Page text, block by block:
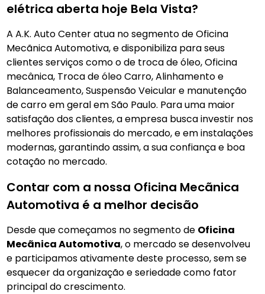
elétrica aberta hoje Bela Vista?
A A.K. Auto Center atua no segmento de Oficina
Mecãnica Automotiva, e disponibiliza para seus
clientes serviços como o de troca de óleo, Oficina
mecânica, Troca de óleo Carro, Alinhamento e
Balanceamento, Suspensão Veicular e manutenção
de carro em geral em São Paulo. Para uma maior
satisfação dos clientes, a empresa busca investir nos
melhores profissionais do mercado, e em instalações
modernas, garantindo assim, a sua confiança e boa
cotação no mercado.
Contar com a nossa Oficina Mecãnica
Automotiva é a melhor decisão
Desde que começamos no segmento de Oficina
Mecãnica Automotiva, o mercado se desenvolveu
e participamos ativamente deste processo, sem se
esquecer da organização e seriedade como fator
principal do crescimento.